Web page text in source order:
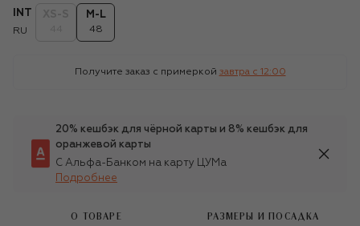
INT
RU
M-L
48
Получите заказ с примеркой завтра c 12:00
20% кешбэк для чёрной карты и 8% кешбэк для
оранжевой карты
С Альфа-Банком на карту ЦУМа
Подробнее
О ТОВАРЕ РАЗМЕРЫ И ПОСАДКА